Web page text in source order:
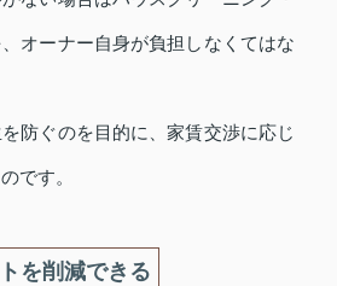
オーナー自身が負担しなくてはな
防ぐのを目的に、家賃交渉に応じ
です。
を削減できる